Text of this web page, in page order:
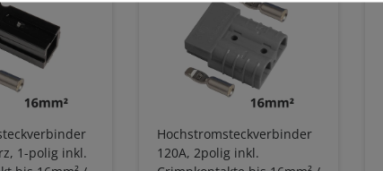
1-polig inkl.
Hochstromsteckverbinder
120A, 2polig inkl.